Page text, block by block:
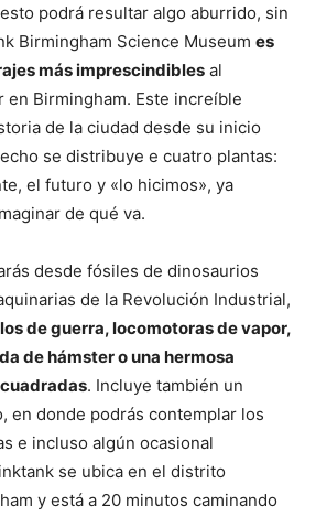
podrá resultar algo aburrido, sin
Birmingham Science Museum es
más imprescindibles al
en Birmingham. Este increíble
de la ciudad desde su inicio
se distribuye e cuatro plantas:
el futuro y «lo hicimos», ya
de qué va.
desde fósiles de dinosaurios
de la Revolución Industrial,
de guerra, locomotoras de vapor,
de hámster o una hermosa
. Incluye también un
en donde podrás contemplar los
e incluso algún ocasional
se ubica en el distrito
y está a 20 minutos caminando